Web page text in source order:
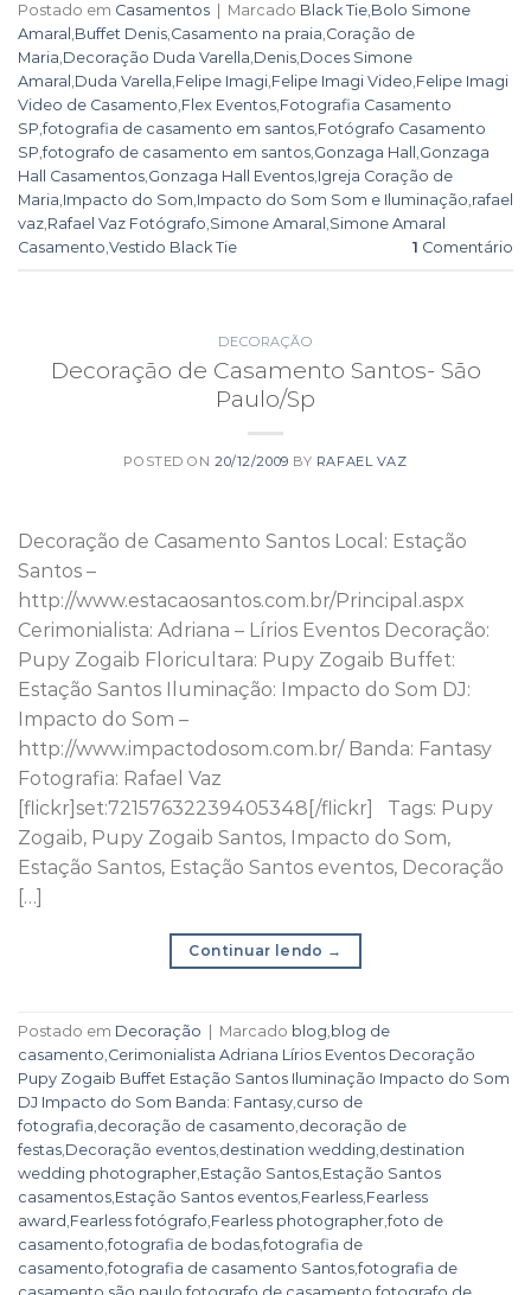
Postado em Casamentos Marcado Black Tie,Bolo Simone
Amaral ,Buffet Denis,Casamento na praia,Coração de
Maria,Decoração Duda Varella,Denis,Doces Simone
Amaral ,Duda Varella,Felipe Imagi,Felipe Imagi Video,Felipe Imagi
Video de Casamento,Flex Eventos,Fotografia Casamento
SP,fotografia de casamento em santos,Fotógrafo Casamento
SP,fotografo de casamento em santos,Gonzaga Hall ,Gonzaga
Hall Casamentos,Gonzaga Hall Eventos,Igreja Coração de
Maria,Impacto do Som,Impacto do Som Som e Iluminação,rafael
vaz,Rafael Vaz Fotógrafo,Simone Amaral ,Simone Amaral
Casamento,Vestido Black Tie 1 Comentário
DECORAÇÃO
Decoração de Casamento Santos- São
Paulo/Sp
POSTED ON20/12/2009 BY RAFAEL VAZ
Decoração de Casamento Santos Local: Estação
Santos –
http://www.estacaosantos.com.br/Principal.aspx
Cerimonialista: Adriana – Lírios Eventos Decoração:
Pupy Zogaib Floricultara: Pupy Zogaib Buffet:
Estação Santos Iluminação: Impacto do Som DJ:
Impacto do Som –
http://www.impactodosom.com.br/ Banda: Fantasy
Fotografia: Rafael Vaz
[flickr]set:72157632239405348[/flickr] Tags: Pupy
Zogaib, Pupy Zogaib Santos, Impacto do Som,
Estação Santos, Estação Santos eventos, Decoração
[…]
Continuar lendo →
Postado em Decoração Marcado blog blog de
casamento Cerimonialista Adriana Lírios Eventos Decoração
Pupy Zogaib Buffet Estação Santos Iluminação Impacto do Som
DJ Impacto do Som Banda: Fantasy curso de
fotografia decoração de casamento decoração de
festas Decoração eventos destination wedding destination
wedding photographer Estação Santos Estação Santos
casamentos Estação Santos eventos Fearless Fearless
award Fearless fotógrafo Fearless photographer,foto de
casamento ,fotografia de bodas,fotografia de
casamento ,fotografia de casamento Santos,fotografia de